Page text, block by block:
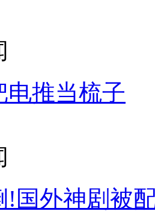
片面不公正
车
节热闹非凡 减压"枕头大战"
电推当梳子
!国外神剧被